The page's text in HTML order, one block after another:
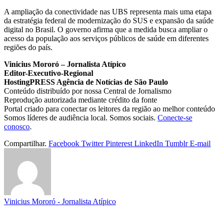
A ampliação da conectividade nas UBS representa mais uma etapa
da estratégia federal de modernização do SUS e expansão da saúde
digital no Brasil. O governo afirma que a medida busca ampliar o
acesso da população aos serviços públicos de saúde em diferentes
regiões do país.
Vinicius Mororó – Jornalista Atípico
Editor-Executivo-Regional
HostingPRESS Agência de Notícias de São Paulo
Conteúdo distribuído por nossa Central de Jornalismo
Reprodução autorizada mediante crédito da fonte
Portal criado para conectar os leitores da região ao melhor conteúdo
Somos líderes de audiência local. Somos sociais. Conecte-se
conosco.
Compartilhar. Facebook Twitter Pinterest LinkedIn Tumblr E-mail
Vinicius Mororó - Jornalista Atípico